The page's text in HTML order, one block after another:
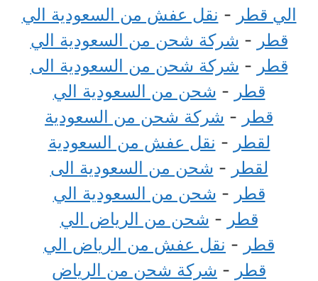
الي قطر - نقل عفش من السعودية الي
قطر - شركة شحن من السعودية الي
قطر - شركة شحن من السعودية الى
قطر - شحن من السعودية الي
قطر - شركة شحن من السعودية
لقطر - نقل عفش من السعودية
لقطر - شحن من السعودية الى
قطر - شحن من السعودية الي
قطر - شحن من الرياض الي
قطر - نقل عفش من الرياض الي
قطر - شركة شحن من الرياض